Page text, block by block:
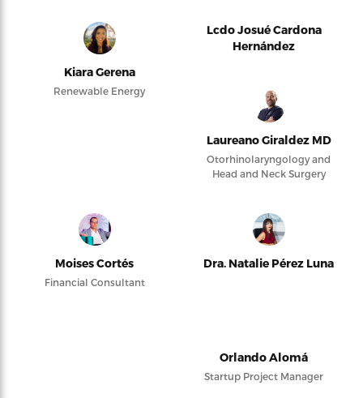
Kiara Gerena
Renewable Energy
Lcdo Josué Cardona
Hernández
Laureano Giraldez MD
Otorhinolaryngology and
Head and Neck Surgery
Moises Cortés
Financial Consultant
Dra. Natalie Pérez Luna
Orlando Alomá
Startup Project Manager